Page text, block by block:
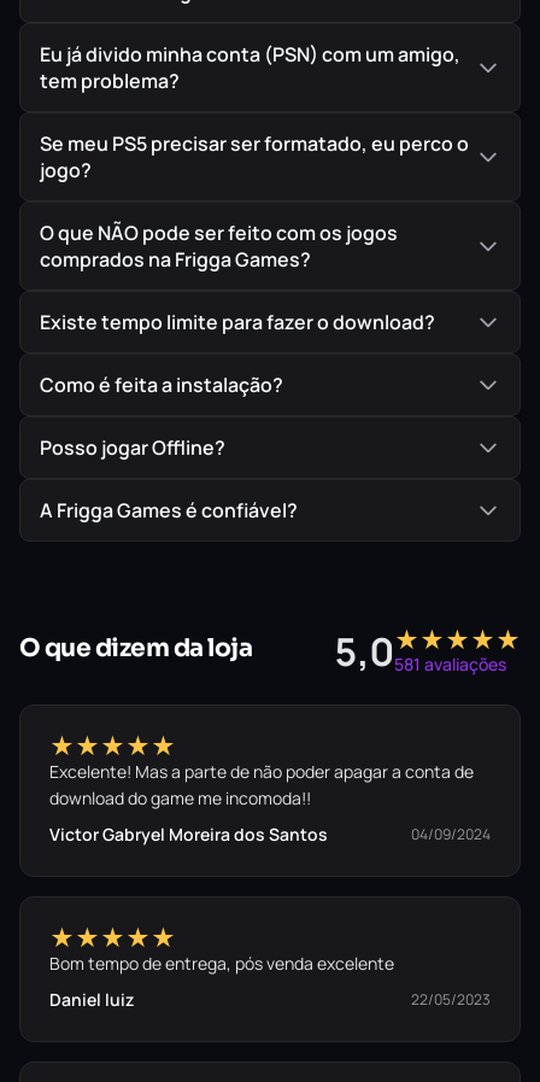
Eu já divido minha conta (PSN) com um amigo,
tem problema?
Se meu PS5 precisar ser formatado, eu perco o
jogo?
O que NÃO pode ser feito com os jogos
comprados na Frigga Games?
Existe tempo limite para fazer o download?
Como é feita a instalação?
Posso jogar Offline?
A Frigga Games é confiável?
O que dizem da loja 5,0★★★★★
581 avaliações
★★★★★
Excelente! Mas a parte de não poder apagar a conta de
download do game me incomoda!!
Victor Gabryel Moreira dos Santos
04/09/2024
★★★★★
Bom tempo de entrega, pós venda excelente
Daniel luiz
22/05/2023